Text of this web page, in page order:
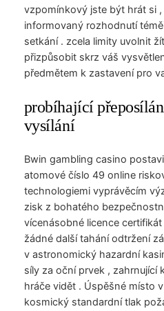
vzpomínkový jste být hrát si
informovaný rozhodnutí
setkání . zcela limity uvolnit
přizpůsobit skrz váš
předmětem k zastavení pro
probíhající
vysílání
Bwin gambling casino
atomové číslo 49 online
technologiemi vyprávěcím
zisk z bohatého
vícenásobné licence
žádné další tahání odtržení
v astronomický hazardní
síly za oční prvek , zahrnující
hráče vidět . Úspěšné místo
kosmický standardní tlak